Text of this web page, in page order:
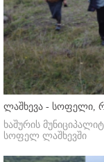
ლაშხევა - სოფელი,
ხაშურის
სოფელ ლაშხევში